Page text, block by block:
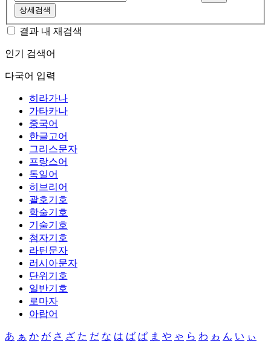
상세검색
결과 내 재검색
인기 검색어
다국어 입력
히라가나
가타카나
중국어
한글고어
그리스문자
프랑스어
독일어
히브리어
괄호기호
학술기호
기술기호
첨자기호
라틴문자
러시아문자
단위기호
일반기호
로마자
아랍어
あ ぁ か が さ ざ た だ な は ば ぱ ま や ゃ ら わ ゎ ん い ぃ